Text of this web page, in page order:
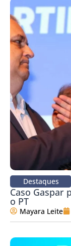
Destaques
Caso Gaspar
o PT
Mayara Leite